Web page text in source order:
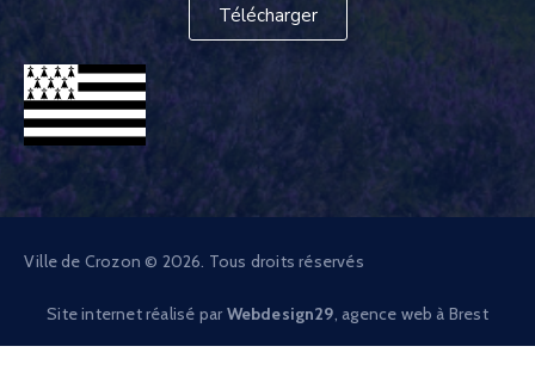
Télécharger
Ville de Crozon © 2026. Tous droits réservés
Site internet réalisé par Webdesign29 , agence web à Brest